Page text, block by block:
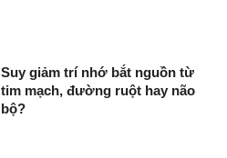
Suy giảm trí nhớ bắt nguồn từ
tim mạch, đường ruột hay não
bộ?